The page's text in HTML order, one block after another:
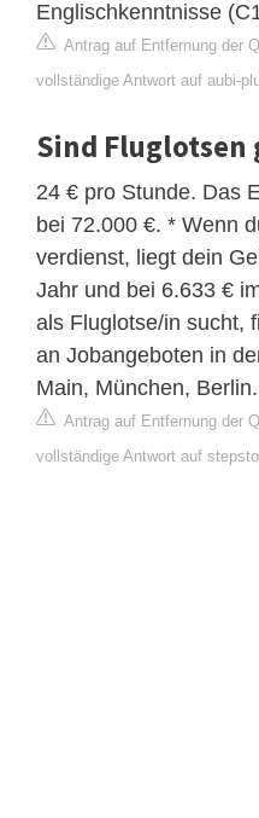
Englischkenntnisse
Antrag auf Entfernung der
vollständige Antwort auf aubi-
Sind Fluglotsen
24 € pro Stunde. Das
bei 72.000 €. * Wenn
verdienst, liegt dein
Jahr und bei 6.633 €
als Fluglotse/in sucht,
an Jobangeboten in
Main, München, Berlin.
Antrag auf Entfernung der
vollständige Antwort auf